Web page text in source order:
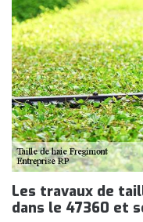
Les travaux de
dans le 47360 et